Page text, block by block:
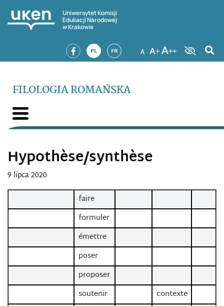
Uniwersytet Komisji
Edukacji Narodowej
w Krakowie
PL FR
FILOLOGIA ROMAŃSKA
Hypothèse/synthèse
9 lipca 2020
faire
formuler
émettre
poser
proposer
soutenir
contexte